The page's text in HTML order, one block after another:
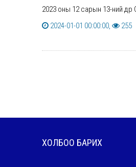
2023 оны 12 сарын 13-ний
2024-01-01 00:00:00,
255
ХОЛБОО БАРИХ